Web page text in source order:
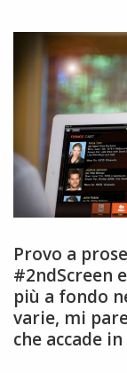
Provo a
#2ndScreen
più a fondo
varie, mi
che accade